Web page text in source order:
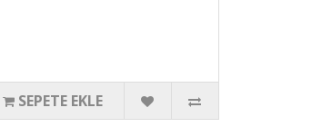
SEPETE EKLE